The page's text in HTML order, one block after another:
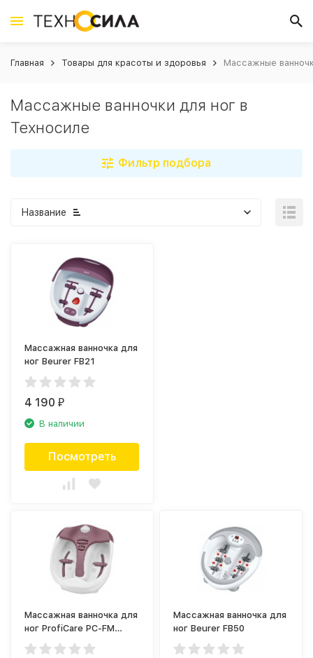
Главная Товары для красоты и здоровья Массажные
Массажные ванночки для ног в
Техносиле
Фильтр подбора
Название
Массажная ванночка для
ног Beurer FB21
4 190₽
В наличии
Посмотреть
Массажная ванночка для
ног ProfiCare PC-FM
3027 weiss-bordeaux
Массажная ванночка для
ног Beurer FB50